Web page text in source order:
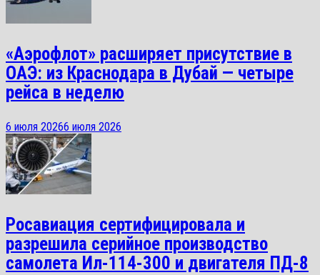
«Аэрофлот» расширяет присутствие в
ОАЭ: из Краснодара в Дубай — четыре
рейса в неделю
6 июля 20266 июля 2026
Росавиация сертифицировала и
разрешила серийное производство
самолета Ил-114-300 и двигателя ПД-8